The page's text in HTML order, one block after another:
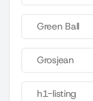
Green Ball
Grosjean
h1-listing